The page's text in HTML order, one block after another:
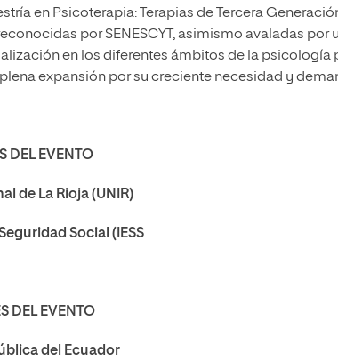
en Psicoterapia: Terapias de Tercera
por SENESCYT, asimismo avaladas por
en los diferentes ámbitos de la psicología
expansión por su creciente necesidad y
DEL EVENTO
de La Rioja (UNIR)
Social (IESS
DEL EVENTO
del Ecuador